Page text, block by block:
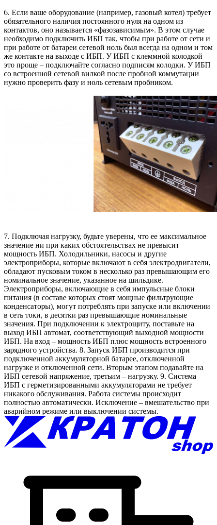
6. Если ваше оборудование (например, газовый котел) требует
обязательного наличия постоянного нуля на одном из
контактов, оно называется «фазозависимым». В этом случае
необходимо подключить ИБП так, чтобы при работе от сети и
при работе от батареи сетевой ноль был всегда на одном и том
же контакте на выходе с ИБП. У ИБП с клеммной колодкой
это проще – подключайте согласно подписям колодки. У ИБП
со встроенной сетевой вилкой после пробной коммутации
нужно проверить фазу и ноль сетевым пробником.
7. Подключая нагрузку, будьте уверены, что ее максимальное
значение ни при каких обстоятельствах не превысит
мощность ИБП. Холодильники, насосы и другие
электроприборы, которые включают в себя электродвигатели,
обладают пусковым током в несколько раз превышающим его
номинальное значение, указанное на шильдике.
Электроприборы, включающие в себя импульсные блоки
питания (в составе которых стоят мощные фильтрующие
конденсаторы), могут потреблять при запуске или включении
в сеть токи, в десятки раз превышающие номинальные
значения. При подключении к электрощиту, поставьте на
выход ИБП автомат, соответствующий выходной мощности
ИБП. На вход – мощность ИБП плюс мощность встроенного
зарядного устройства. 8. Запуск ИБП производится при
подключенной аккумуляторной батарее, отключенной
нагрузке и отключенной сети. Вторым этапом подавайте на
ИБП сетевой напряжение, третьим – нагрузку. 9. Система
ИБП с герметизированными аккумуляторами не требует
никакого обслуживания. Работа системы происходит
полностью автоматически. Исключение – вмешательство при
аварийном режиме или выключении системы.